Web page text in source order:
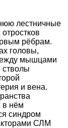
лестничные
рёбрам.
головы,
мышцами
стволы
и вена.
в нём
синдром
СЛМ